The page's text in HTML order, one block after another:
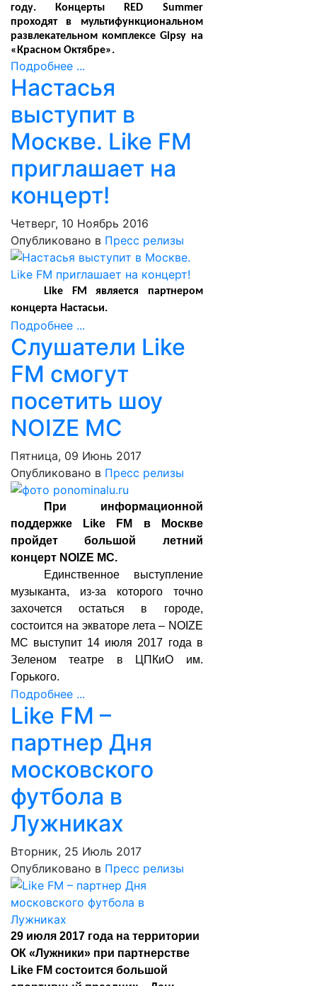
году. Концерты RED Summer
проходят в мультифункциональном
развлекательном комплексе Gipsy на
«Красном Октябре».
Подробнее ...
Настасья
выступит в
Москве. Like FM
приглашает на
концерт!
Четверг, 10 Ноябрь 2016
Опубликовано в Пресс релизы
Like FM является партнером
концерта Настасьи.
Подробнее ...
Слушатели Like
FM смогут
посетить шоу
NOIZE MC
Пятница, 09 Июнь 2017
Опубликовано в Пресс релизы
При информационной
поддержке Like FM в Москве
пройдет большой летний
концерт NOIZE MC.
Единственное выступление
музыканта, из-за которого точно
захочется остаться в городе,
состоится на экваторе лета – NOIZE
MC выступит 14 июля 2017 года в
Зеленом театре в ЦПКиО им.
Горького.
Подробнее ...
Like FM –
партнер Дня
московского
футбола в
Лужниках
Вторник, 25 Июль 2017
Опубликовано в Пресс релизы
29 июля 2017 года на территории
ОК «Лужники» при партнерстве
Like FM состоится большой